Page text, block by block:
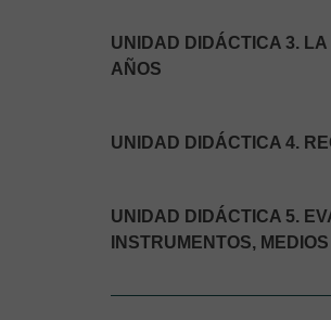
UNIDAD DIDÁCTICA 3.
AÑOS
UNIDAD DIDÁCTICA 4.
UNIDAD DIDÁCTICA 5.
INSTRUMENTOS,